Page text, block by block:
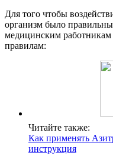
Для того чтобы
организм было
медицинским работникам
правилам:
Читайте также:
Как применять
инструкция